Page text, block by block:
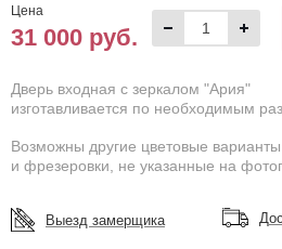
Цена
31 000 руб.
Дверь входная с зеркалом "Ария"
изготавливается по необходимым
Возможны другие цветовые варианты
и фрезеровки, не указанные на
Выезд замерщика